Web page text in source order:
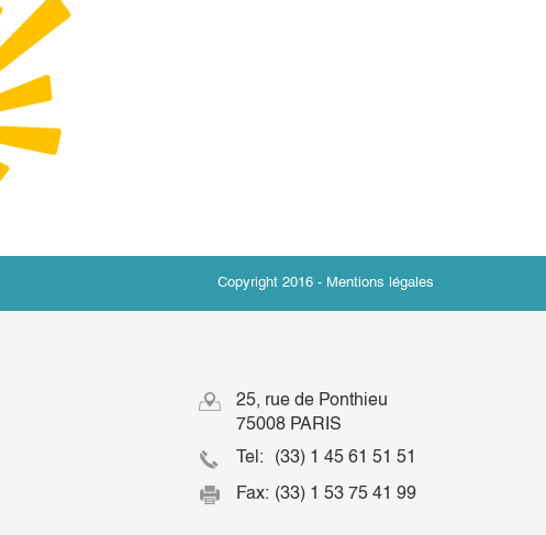
Copyright 2016 - Mentions légales
25, rue de Ponthieu
75008 PARIS
Tel:
(33) 1 45 61 51 51
Fax: (33) 1 53 75 41 99